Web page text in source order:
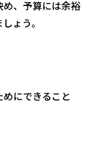
、予算には余裕
ょう。
にできること